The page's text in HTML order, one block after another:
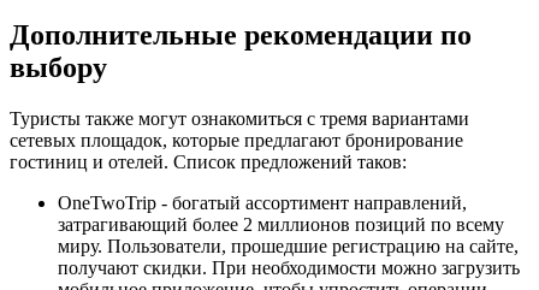
Дополнительные рекомендации по
выбору
Туристы также могут ознакомиться с тремя вариантами
сетевых площадок, которые предлагают бронирование
гостиниц и отелей. Список предложений таков:
OneTwoTrip - богатый ассортимент направлений,
затрагивающий более 2 миллионов позиций по всему
миру. Пользователи, прошедшие регистрацию на сайте,
получают скидки. При необходимости можно загрузить